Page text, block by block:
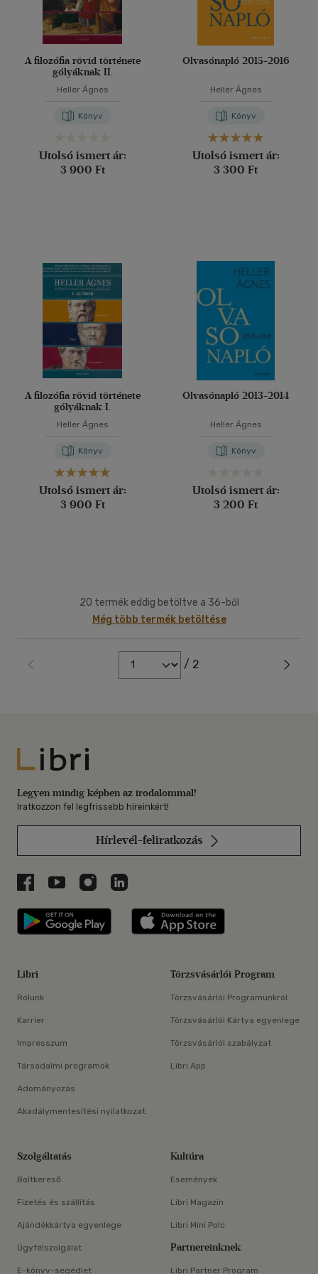
A filozófia rövid története
gólyáknak II.
Heller Ágnes
Könyv
Utolsó ismert ár:
3 900 Ft
Olvasónapló 2015-2016
Heller Ágnes
Könyv
Utolsó ismert ár:
3 300 Ft
A filozófia rövid története
gólyáknak I.
Heller Ágnes
Könyv
Utolsó ismert ár:
3 900 Ft
Olvasónapló 2013-2014
Heller Ágnes
Könyv
Utolsó ismert ár:
3 200 Ft
20 termék eddig betöltve a 36-ből
Még több termék betöltése
/ 2
Libri
Legyen mindig képben az irodalommal!
Iratkozzon fel legfrissebb híreinkért!
Hírlevél-feliratkozás
Libri a Facebookon
Libri a Youtube-on
Libri az Instagramon
Libri a LinkedInen
Libri applikáció Szerezd meg: Google
Libri
Rólunk
Karrier
Impresszum
Társadalmi programok
Adományozás
Akadálymentesítési nyilatkozat
Törzsvásárlói Program
Törzsvásárlói Programunkról
Törzsvásárlói Kártya egyenlege
Törzsvásárlói szabályzat
Libri App
Szolgáltatás
Boltkereső
Fizetés és szállítás
Ajándékkártya egyenlege
Ügyfélszolgálat
E-könyv-segédlet
Kultúra
Események
Libri Magazin
Libri Mini Polc
Partnereinknek
Libri Partner Program